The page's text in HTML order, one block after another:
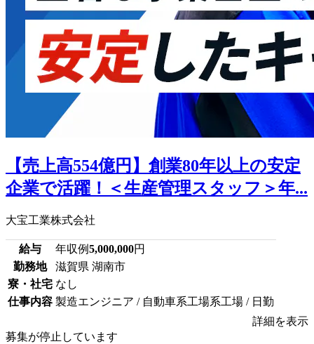
【売上高554億円】創業80年以上の安定
企業で活躍！＜生産管理スタッフ＞年...
大宝工業株式会社
給与 年収例5,000,000円
勤務地
滋賀県 湖南市
寮・社宅 なし
仕事内容 製造エンジニア / 自動車系工場系工場 / 日勤
詳細を表示
募集が停止しています